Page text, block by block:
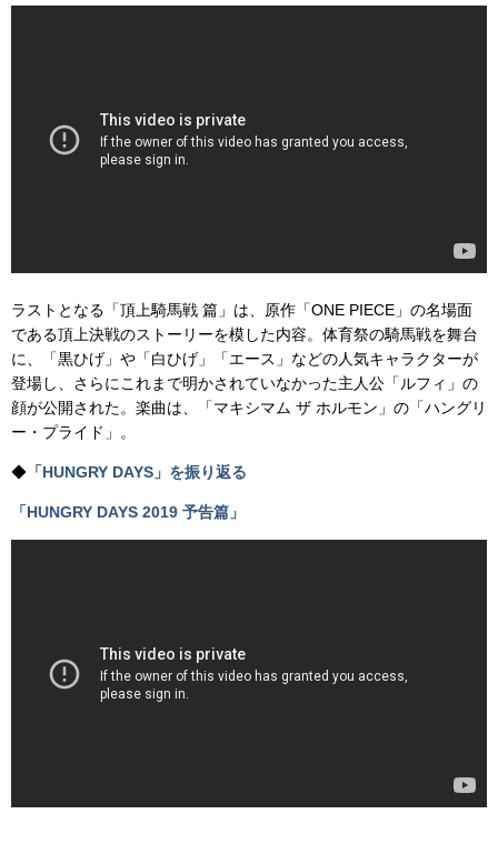
ラストとなる「頂上騎馬戦 篇」は、原作「ONE PIECE」の名場面
である頂上決戦のストーリーを模した内容。体育祭の騎馬戦を舞台
に、「黒ひげ」や「白ひげ」「エース」などの人気キャラクターが
登場し、さらにこれまで明かされていなかった主人公「ルフィ」の
顔が公開された。楽曲は、「マキシマム ザ ホルモン」の「ハングリ
ー・プライド」。
◆ 「HUNGRY DAYS」を振り返る
「HUNGRY DAYS 2019 予告篇」